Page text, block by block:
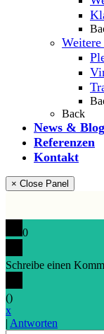
Back
News & Blog
Referenzen
Kontakt
× Close Panel
0
Schreibe einen
()
x
| Antworten